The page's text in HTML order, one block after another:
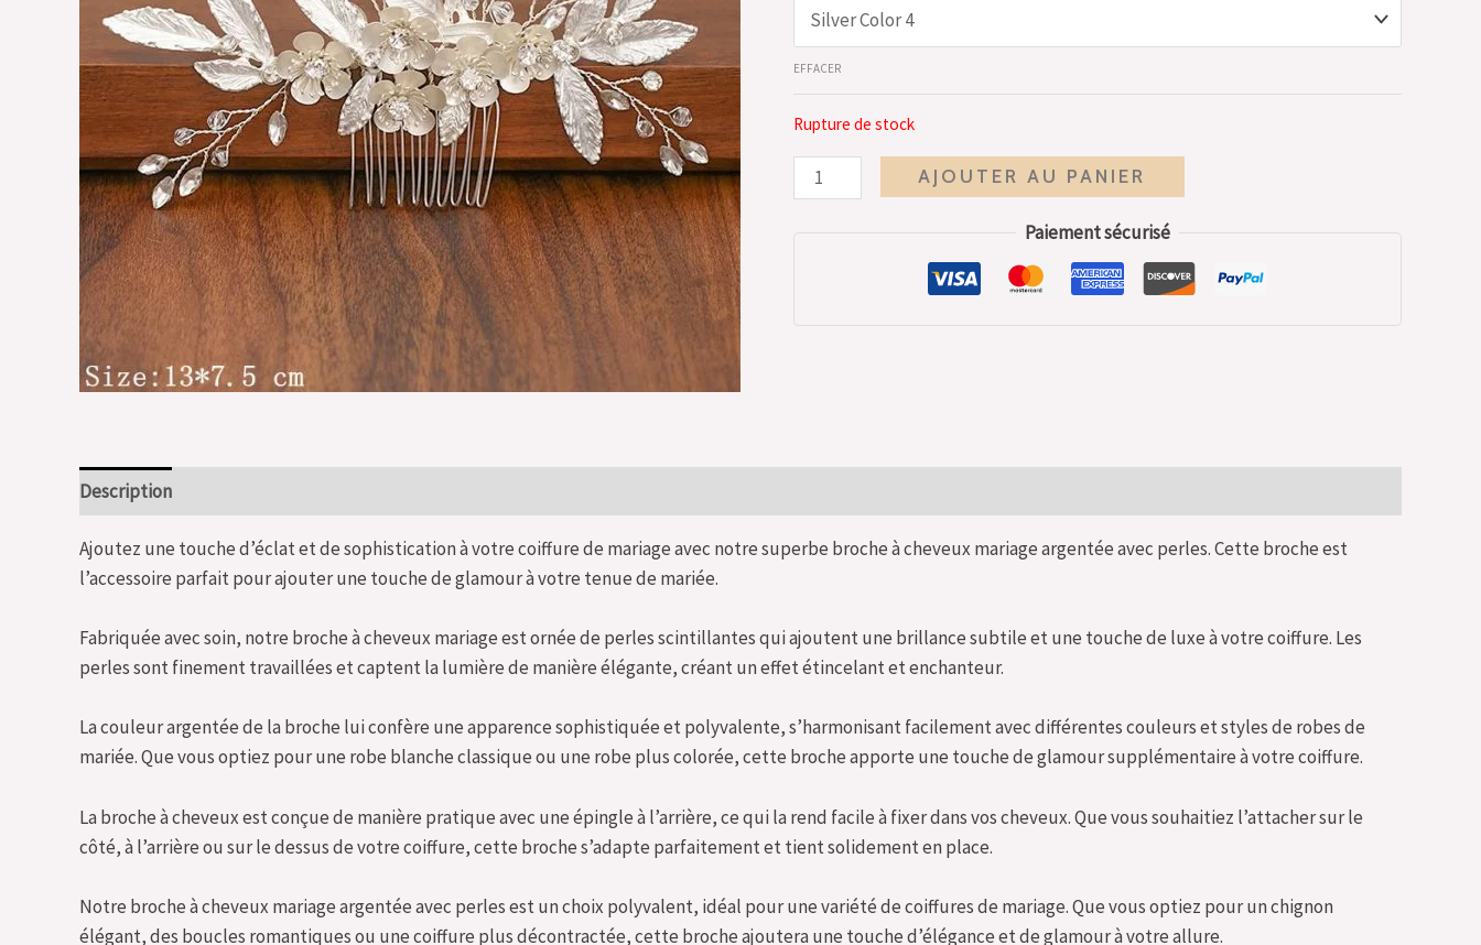
EFFACER
Rupture de stock
AJOUTER AU PANIER
Paiement sécurisé
Description
Ajoutez une touche d’éclat et de sophistication à votre coiffure de mariage avec notre superbe broche à cheveux mariage argentée avec perles. Cette broche est
l’accessoire parfait pour ajouter une touche de glamour à votre tenue de mariée.
Fabriquée avec soin, notre broche à cheveux mariage est ornée de perles scintillantes qui ajoutent une brillance subtile et une touche de luxe à votre coiffure. Les
perles sont finement travaillées et captent la lumière de manière élégante, créant un effet étincelant et enchanteur.
La couleur argentée de la broche lui confère une apparence sophistiquée et polyvalente, s’harmonisant facilement avec différentes couleurs et styles de robes de
mariée. Que vous optiez pour une robe blanche classique ou une robe plus colorée, cette broche apporte une touche de glamour supplémentaire à votre coiffure.
La broche à cheveux est conçue de manière pratique avec une épingle à l’arrière, ce qui la rend facile à fixer dans vos cheveux. Que vous souhaitiez l’attacher sur le
côté, à l’arrière ou sur le dessus de votre coiffure, cette broche s’adapte parfaitement et tient solidement en place.
Notre broche à cheveux mariage argentée avec perles est un choix polyvalent, idéal pour une variété de coiffures de mariage. Que vous optiez pour un chignon
élégant, des boucles romantiques ou une coiffure plus décontractée, cette broche ajoutera une touche d’élégance et de glamour à votre allure.